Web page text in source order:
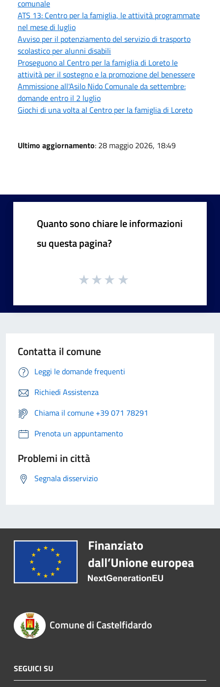
comunale
ATS 13: Centro per la famiglia, le attività programmate
nel mese di luglio
Avviso per il potenziamento del servizio di trasporto
scolastico per alunni disabili
Proseguono al Centro per la famiglia di Loreto le
attività per il sostegno e la promozione del benessere
Ammissione all'Asilo Nido Comunale da settembre:
domande entro il 2 luglio
Giochi di una volta al Centro per la famiglia di Loreto
Ultimo aggiornamento: 28 maggio 2026, 18:49
Quanto sono chiare le informazioni
su questa pagina?
Contatta il comune
Leggi le domande frequenti
Richiedi Assistenza
Chiama il comune +39 071 78291
Prenota un appuntamento
Problemi in città
Segnala disservizio
Comune di Castelfidardo
SEGUICI SU